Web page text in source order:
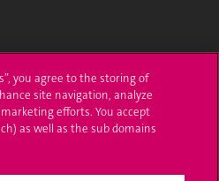
you agree to the storing of
site navigation, analyze
efforts. You accept
as well as the sub domains